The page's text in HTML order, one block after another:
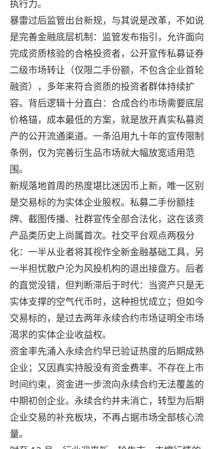
执行力。
暴雷过后监管出台新规，与其说是改革，不如说
是完善金融底层机制：监管发布指引，允许面向
完成资质核验的合格投资者，公开宣传私募证券
二级市场转让（仅限二手份额，不包含企业首轮
融资），多年来符合资质的投资者群体持续扩
容。背后逻辑十分直白：合成合约市场需要底层
价格锚，成本最低的方案，就是放开真实私募资
产的公开流通渠道。一条沿用九十年的宣传限制
条例，仅为完善衍生品市场就大幅放宽适用范
围。
新规落地首周的热度堪比迷因币上新，唯一区别
是交易标的为实体企业股权。私募二手份额挂
牌、截图传播、社群宣传全部合法化，这在该资
产品类历史上尚属首次。社交平台观点两极分
化：一半从业者将其视作全新金融基础工具，另
一半担忧散户沦为风投机构的退出接盘方。后者
的直觉没错，但判断滞后于时代：当资产只是无
实体支撑的空气代币时，这种担忧成立；但如今
交易标的，是过去两年永续合约市场证明全市场
渴求的实体企业收益权。
资金率先涌入永续合约早已验证热度的后期成熟
企业；又因真实持股没有资金费率、不存在上市
时间约束，资金进一步流向永续合约无法覆盖的
中期初创企业。永续合约并未消亡，转型为后期
企业交易的补充板块，不再占据市场全部核心流
量。